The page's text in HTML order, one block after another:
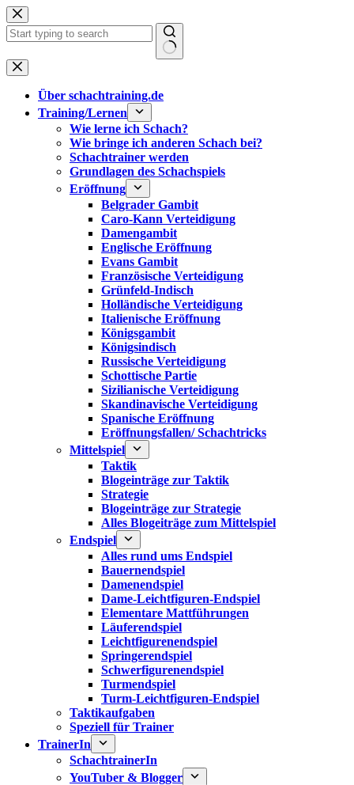
Zum
Inhalt
springen
Keine
Ergebnisse
Über schachtraining.de
Training/Lernen
Wie lerne ich Schach?
Wie bringe ich anderen Schach bei?
Schachtrainer werden
Grundlagen des Schachspiels
Eröffnung
Belgrader Gambit
Caro-Kann Verteidigung
Damengambit
Englische Eröffnung
Evans Gambit
Französische Verteidigung
Grünfeld-Indisch
Holländische Verteidigung
Italienische Eröffnung
Königsgambit
Königsindisch
Russische Verteidigung
Schottische Partie
Sizilianische Verteidigung
Skandinavische Verteidigung
Spanische Eröffnung
Eröffnungsfallen/ Schachtricks
Mittelspiel
Taktik
Blogeinträge zur Taktik
Strategie
Blogeinträge zur Strategie
Alles Blogeiträge zum Mittelspiel
Endspiel
Alles rund ums Endspiel
Bauernendspiel
Damenendspiel
Dame-Leichtfiguren-Endspiel
Elementare Mattführungen
Läuferendspiel
Leichtfigurenendspiel
Springerendspiel
Schwerfigurenendspiel
Turmendspiel
Turm-Leichtfiguren-Endspiel
Taktikaufgaben
Speziell für Trainer
TrainerIn
SchachtrainerIn
YouTuber & Blogger